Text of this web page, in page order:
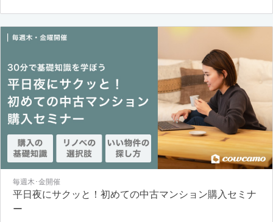
毎週木･金開催
平日夜にサクッと！初めての中古マンション購入セミナ
ー